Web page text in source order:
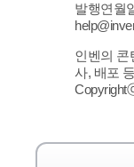
발행연월
인벤의 콘
사, 배포